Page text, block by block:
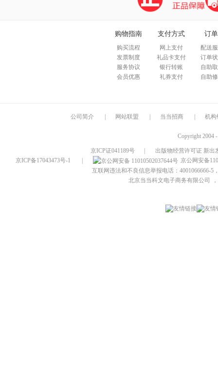
购物指南
购买流程
发票制度
服务协议
会员优惠
支付方式
网上支付
礼品卡支付
银行转账
礼券支付
订
配送
订单
自助
自助
公司简介 网站联盟 当当招商 机构
Copyright 2004
京ICP证041189号
出版物经营许可证 新出
京ICP备17043473号-1
京公网安备
互联网违法和不良信息举报电话：4001066666-5
北京当当科文电子商务有限公司